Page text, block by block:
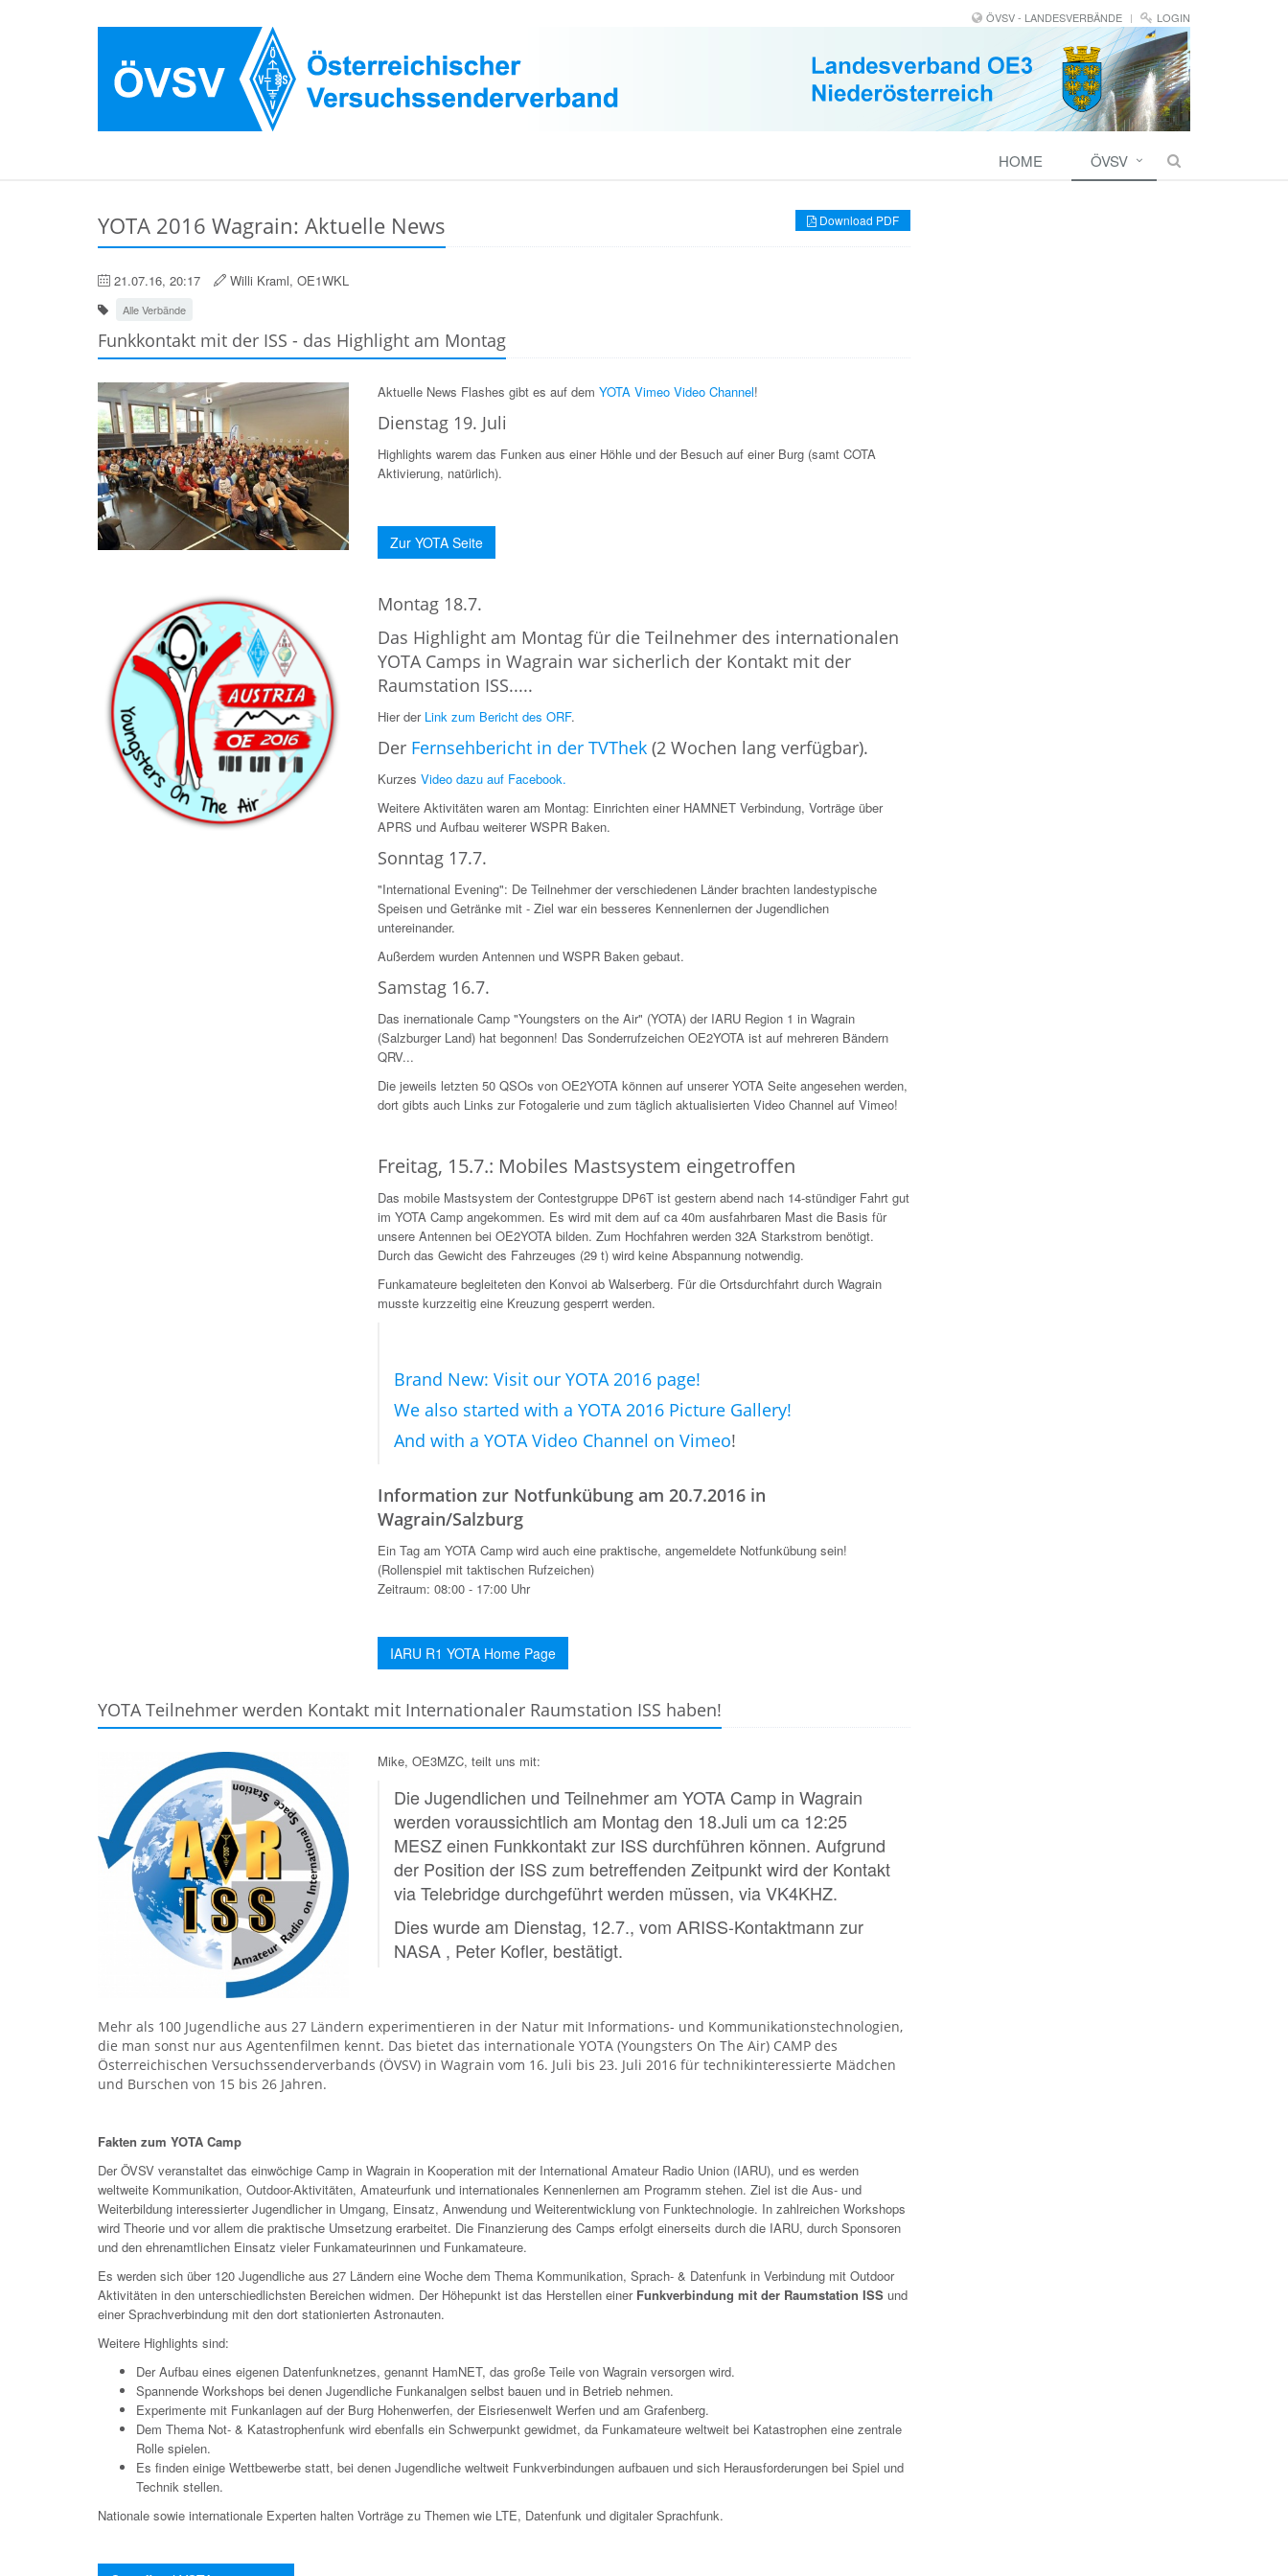
ÖVSV - LANDESVERBÄNDE LOGIN
HOME ÖVSV
Download PDF
YOTA 2016 Wagrain: Aktuelle News
21.07.16, 20:17 Willi Kraml, OE1WKL
Alle Verbände
Funkkontakt mit der ISS - das Highlight am Montag
Aktuelle News Flashes gibt es auf demYOTA Vimeo Video Channel!
Dienstag 19. Juli
Highlights warem das Funken aus einer Höhle und der Besuch auf einer Burg (samt COTA
Aktivierung, natürlich).
Zur YOTA Seite
Montag 18.7.
Das Highlight am Montag für die Teilnehmer des internationalen
YOTA Camps in Wagrain war sicherlich der Kontakt mit der
Raumstation ISS.....
Hier derLink zum Bericht des ORF.
Der Fernsehbericht in der TVThek (2 Wochen lang verfügbar).
KurzesVideo dazu auf Facebook.
Weitere Aktivitäten waren am Montag: Einrichten einer HAMNET Verbindung, Vorträge über
APRS und Aufbau weiterer WSPR Baken.
Sonntag 17.7.
"International Evening": De Teilnehmer der verschiedenen Länder brachten landestypische
Speisen und Getränke mit - Ziel war ein besseres Kennenlernen der Jugendlichen
untereinander.
Außerdem wurden Antennen und WSPR Baken gebaut.
Samstag 16.7.
Das inernationale Camp "Youngsters on the Air" (YOTA) der IARU Region 1 in Wagrain
(Salzburger Land) hat begonnen! Das Sonderrufzeichen OE2YOTA ist auf mehreren Bändern
QRV...
Die jeweils letzten 50 QSOs von OE2YOTA können auf unserer YOTA Seite angesehen werden,
dort gibts auch Links zur Fotogalerie und zum täglich aktualisierten Video Channel auf Vimeo!
Freitag, 15.7.: Mobiles Mastsystem eingetroffen
Das mobile Mastsystem der Contestgruppe DP6T ist gestern abend nach 14-stündiger Fahrt gut
im YOTA Camp angekommen. Es wird mit dem auf ca 40m ausfahrbaren Mast die Basis für
unsere Antennen bei OE2YOTA bilden. Zum Hochfahren werden 32A Starkstrom benötigt.
Durch das Gewicht des Fahrzeuges (29 t) wird keine Abspannung notwendig.
Funkamateure begleiteten den Konvoi ab Walserberg. Für die Ortsdurchfahrt durch Wagrain
musste kurzzeitig eine Kreuzung gesperrt werden.
Brand New: Visit our YOTA 2016 page!
We also started with a YOTA 2016 Picture Gallery!
And with a YOTA Video Channel on Vimeo!
Information zur Notfunkübung am 20.7.2016 in
Wagrain/Salzburg
Ein Tag am YOTA Camp wird auch eine praktische, angemeldete Notfunkübung sein!
(Rollenspiel mit taktischen Rufzeichen)
Zeitraum: 08:00 - 17:00 Uhr
IARU R1 YOTA Home Page
YOTA Teilnehmer werden Kontakt mit Internationaler Raumstation ISS haben!
Mike, OE3MZC, teilt uns mit:
Die Jugendlichen und Teilnehmer am YOTA Camp in Wagrain
werden voraussichtlich am Montag den 18.Juli um ca 12:25
MESZ einen Funkkontakt zur ISS durchführen können. Aufgrund
der Position der ISS zum betreffenden Zeitpunkt wird der Kontakt
via Telebridge durchgeführt werden müssen, via VK4KHZ.
Dies wurde am Dienstag, 12.7., vom ARISS-Kontaktmann zur
NASA , Peter Kofler, bestätigt.
Mehr als 100 Jugendliche aus 27 Ländern experimentieren in der Natur mit Informations- und Kommunikationstechnologien,
die man sonst nur aus Agentenfilmen kennt. Das bietet das internationale YOTA (Youngsters On The Air) CAMP des
Österreichischen Versuchssenderverbands (ÖVSV) in Wagrain vom 16. Juli bis 23. Juli 2016 für technikinteressierte Mädchen
und Burschen von 15 bis 26 Jahren.
Fakten zum YOTA Camp
Der ÖVSV veranstaltet das einwöchige Camp in Wagrain in Kooperation mit der International Amateur Radio Union (IARU), und es werden
weltweite Kommunikation, Outdoor-Aktivitäten, Amateurfunk und internationales Kennenlernen am Programm stehen. Ziel ist die Aus- und
Weiterbildung interessierter Jugendlicher in Umgang, Einsatz, Anwendung und Weiterentwicklung von Funktechnologie. In zahlreichen Workshops
wird Theorie und vor allem die praktische Umsetzung erarbeitet. Die Finanzierung des Camps erfolgt einerseits durch die IARU, durch Sponsoren
und den ehrenamtlichen Einsatz vieler Funkamateurinnen und Funkamateure.
Es werden sich über 120 Jugendliche aus 27 Ländern eine Woche dem Thema Kommunikation, Sprach- & Datenfunk in Verbindung mit Outdoor
Aktivitäten in den unterschiedlichsten Bereichen widmen. Der Höhepunkt ist das Herstellen einer Funkverbindung mit der Raumstation ISS und
einer Sprachverbindung mit den dort stationierten Astronauten.
Weitere Highlights sind:
Der Aufbau eines eigenen Datenfunknetzes, genannt HamNET, das große Teile von Wagrain versorgen wird.
Spannende Workshops bei denen Jugendliche Funkanalgen selbst bauen und in Betrieb nehmen.
Experimente mit Funkanlagen auf der Burg Hohenwerfen, der Eisriesenwelt Werfen und am Grafenberg.
Dem Thema Not- & Katastrophenfunk wird ebenfalls ein Schwerpunkt gewidmet, da Funkamateure weltweit bei Katastrophen eine zentrale
Rolle spielen.
Es finden einige Wettbewerbe statt, bei denen Jugendliche weltweit Funkverbindungen aufbauen und sich Herausforderungen bei Spiel und
Technik stellen.
Nationale sowie internationale Experten halten Vorträge zu Themen wie LTE, Datenfunk und digitaler Sprachfunk.